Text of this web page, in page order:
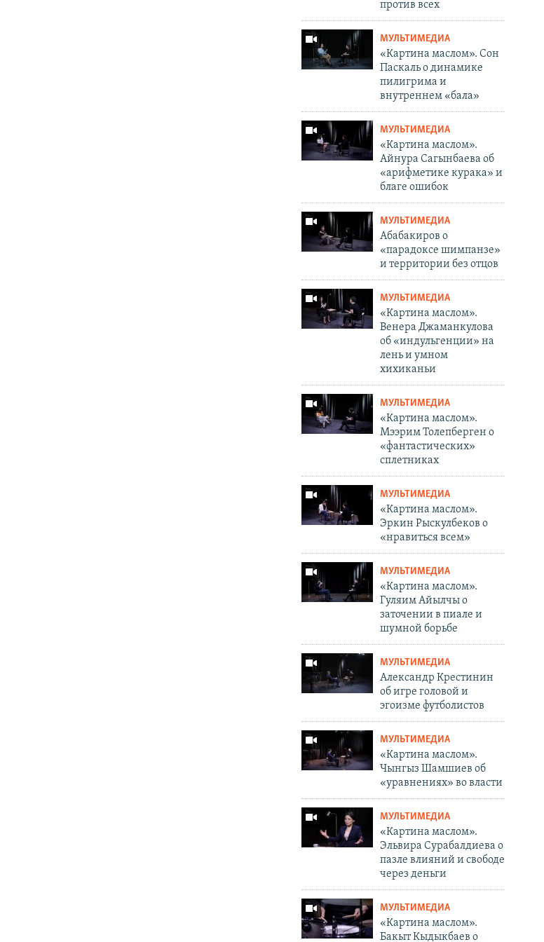
против всех
МУЛЬТИМЕДИА
«Картина маслом». Сон
Паскаль о динамике
пилигрима и
внутреннем «бала»
МУЛЬТИМЕДИА
«Картина маслом».
Айнура Сагынбаева об
«арифметике курака» и
благе ошибок
МУЛЬТИМЕДИА
Абабакиров о
«парадоксе шимпанзе»
и территории без отцов
МУЛЬТИМЕДИА
«Картина маслом».
Венера Джаманкулова
об «индульгенции» на
лень и умном
хихиканьи
МУЛЬТИМЕДИА
«Картина маслом».
Мээрим Толепберген о
«фантастических»
сплетниках
МУЛЬТИМЕДИА
«Картина маслом».
Эркин Рыскулбеков о
«нравиться всем»
МУЛЬТИМЕДИА
«Картина маслом».
Гуляим Айылчы о
заточении в пиале и
шумной борьбе
МУЛЬТИМЕДИА
Александр Крестинин
об игре головой и
эгоизме футболистов
МУЛЬТИМЕДИА
«Картина маслом».
Чынгыз Шамшиев об
«уравнениях» во власти
МУЛЬТИМЕДИА
«Картина маслом».
Эльвира Сурабалдиева о
пазле влияний и свободе
через деньги
МУЛЬТИМЕДИА
«Картина маслом».
Бакыт Кыдыкбаев о